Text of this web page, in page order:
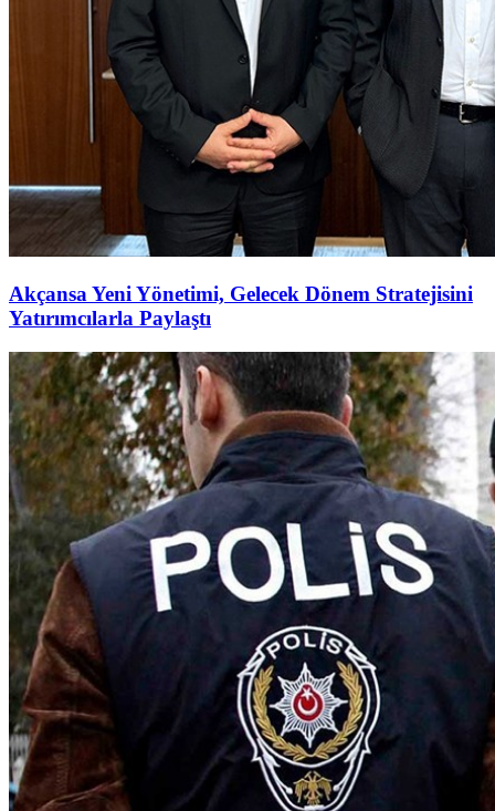
Akçansa Yeni Yönetimi, Gelecek Dönem Stratejisini
Yatırımcılarla Paylaştı